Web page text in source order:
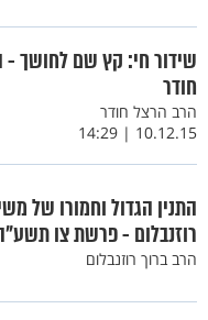
שידור חי: קץ שם לחושך -
חודר
הרב הרצל חודר
10.12.15 | 14:29
התנין הגדול וחמורו של
רוזנבלום - פרשת צו
הרב ברוך רוזנבלום